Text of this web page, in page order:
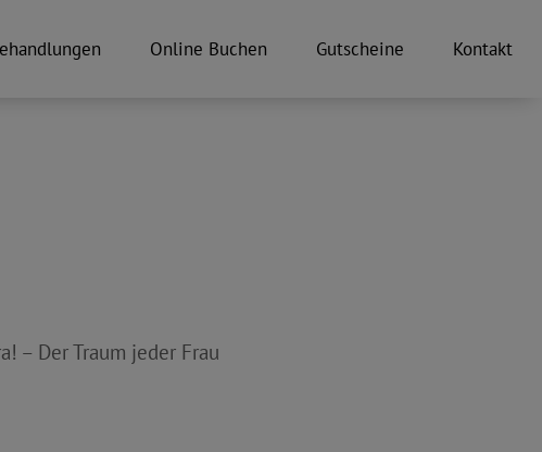
Online Buchen Gutscheine Kontakt
– Der Traum jeder Frau